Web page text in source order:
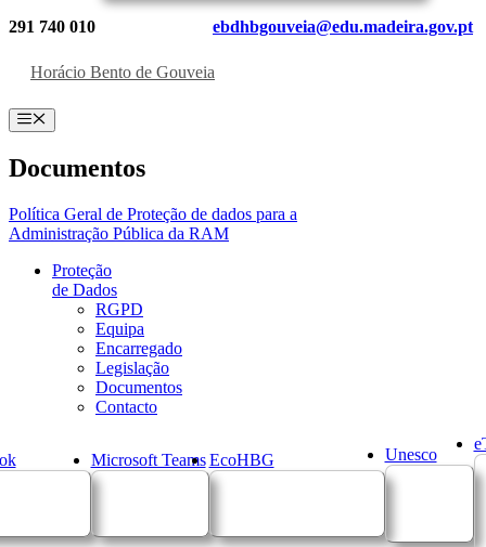
291 740 010 ebdhbgouveia@edu.madeira.gov.pt
Horácio Bento de Gouveia
Menu
Documentos
Política Geral de Proteção de dados para a
Administração Pública da RAM
Proteção
de Dados
RGPD
Equipa
Encarregado
Legislação
Documentos
Contacto
Microsoft Teams EcoHBG Unesco